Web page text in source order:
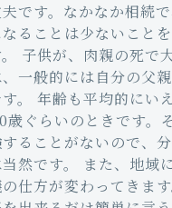
です。なかなか相続
ることは少ないこと
子供が、肉親の死で
一般的には自分の父
。 年齢も平均的にい
ぐらいのときです。
ることがないので、
然です。 また、地域
仕方が変わってきます